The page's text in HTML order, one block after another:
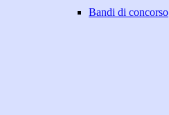
Bandi di concorso